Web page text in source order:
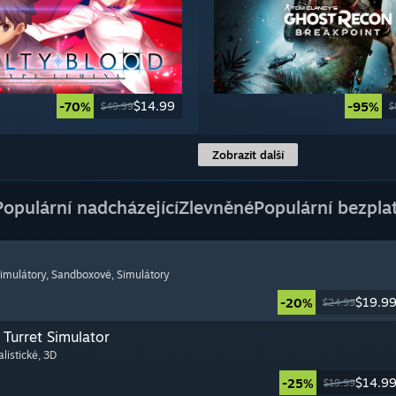
-70% $49.99$14.99 -95%
Zobrazit další
nadcházejícíZlevněnéPopulární
, Sandboxové, Simulátory
-20% $24.99$19.99
Turret Simulator
, 3D
-25% $19.99$14.99